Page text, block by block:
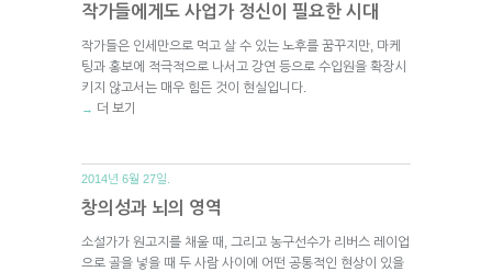
작가들에게도 사업가 정신이 필요한 시대
작가들은 인세만으로 먹고 살 수 있는 노후를 꿈꾸지만, 마케
팅과 홍보에 적극적으로 나서고 강연 등으로 수입원을 확장시
키지 않고서는 매우 힘든 것이 현실입니다.
→ 더 보기
2014년 6월 27일.
창의성과 뇌의 영역
소설가가 원고지를 채울 때, 그리고 농구선수가 리버스 레이업
으로 골을 넣을 때 두 사람 사이에 어떤 공통적인 현상이 있을